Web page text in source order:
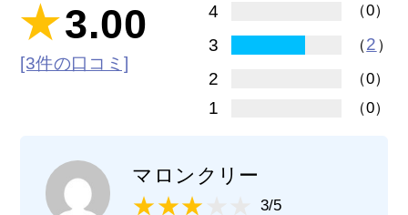
3.00
[3件の口コミ]
4 （0）
3 （2 ）
2 （0）
1 （0）
マロンクリー
3/5